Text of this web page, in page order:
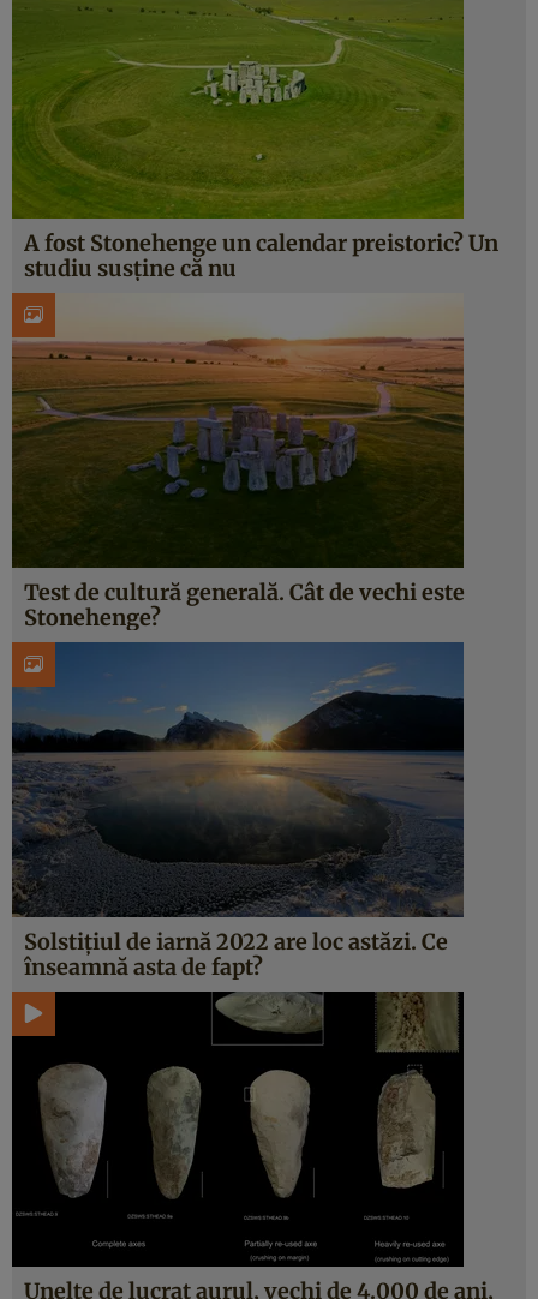
A fost Stonehenge un calendar preistoric? Un
studiu susține că nu
Test de cultură generală. Cât de vechi este
Stonehenge?
Solstițiul de iarnă 2022 are loc astăzi. Ce
înseamnă asta de fapt?
Unelte de lucrat aurul, vechi de 4.000 de ani,